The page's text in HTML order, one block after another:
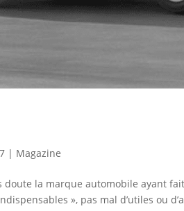
| Magazine
doute la marque automobile ayant
», pas mal d’utiles ou